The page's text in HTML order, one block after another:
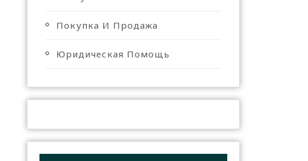
Покупка И Продажа
Юридическая Помощь